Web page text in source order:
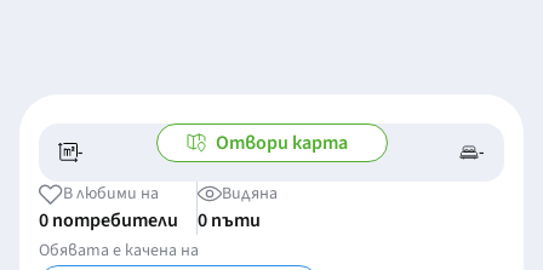
- -/- -
Отвори карта
В любими на
0 потребители
Видяна
0 пъти
Обявата е качена на